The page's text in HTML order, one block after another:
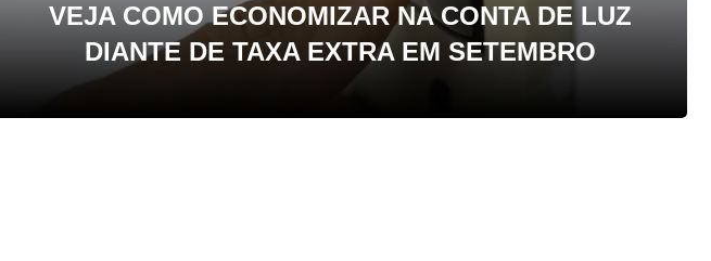
VEJA COMO ECONOMIZAR NA CONTA DE LUZ
DIANTE DE TAXA EXTRA EM SETEMBRO